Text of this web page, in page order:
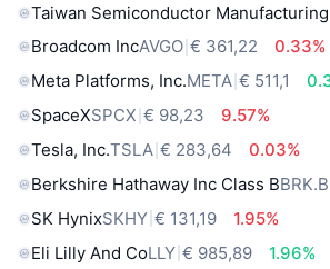
Taiwan Semiconductor
Broadcom IncAVGO € 361,22
0.33%
Meta Platforms, Inc.META € 511,1
SpaceXSPCX € 98,23
9.57%
Tesla, Inc.TSLA € 283,64
0.03%
Berkshire Hathaway Inc Class BBRK.B
SK HynixSKHY € 131,19
1.95%
Eli Lilly And CoLLY € 985,89
1.96%